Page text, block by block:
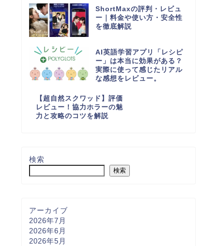
ShortMaxの評判・レビュ
ー｜料金や使い方・安全性
を徹底解説
AI英語学習アプリ「レシピ
ー」は本当に効果がある？
実際に使って感じたリアル
な感想をレビュー。
【超自然スクワッド】評価
レビュー！協力ホラーの魅
力と攻略のコツを解説
検索
検索
アーカイブ
2026年7月
2026年6月
2026年5月